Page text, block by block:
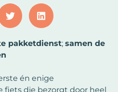
pakketdienst; samen de
én enige
fiets die bezorgt door heel